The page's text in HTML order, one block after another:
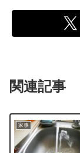
関連記事
家事